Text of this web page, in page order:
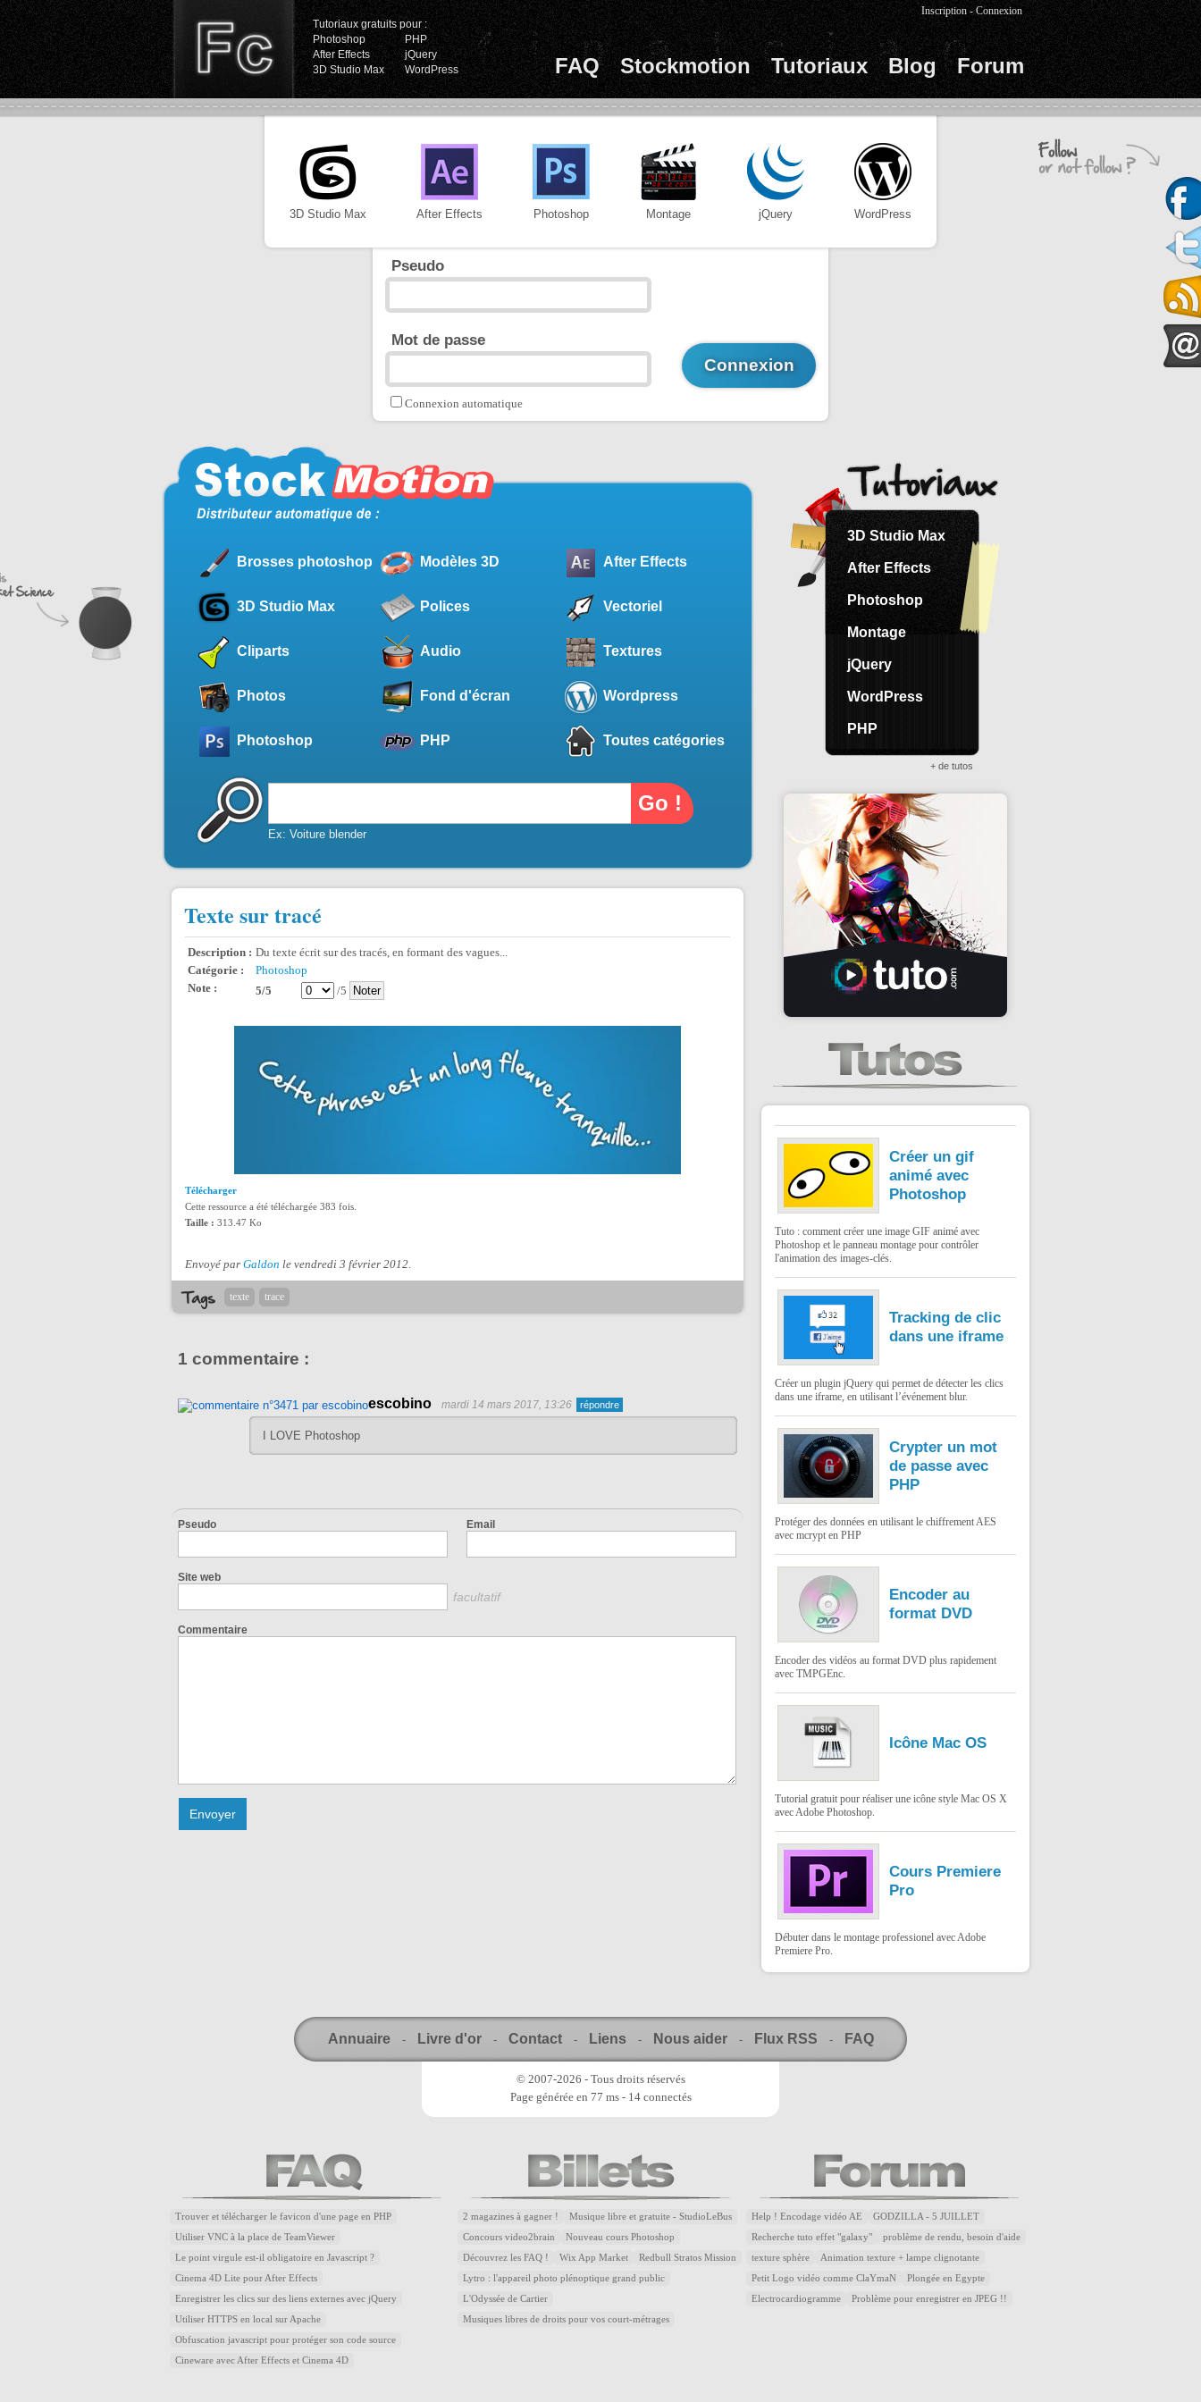
Tutoriaux gratuits pour :
Photoshop
PHP
After Effects
jQuery
3D Studio Max
WordPress FAQ Stockmotion Tutoriaux Blog Forum
Inscription -Connexion
3D Studio Max After Effects Photoshop Montage jQuery WordPress
Pseudo
Mot de passe
Connexion automatique
Brosses photoshop Modèles 3D After Effects
3D Studio Max Polices Vectoriel
Cliparts Audio Textures
Photos Fond d'écran Wordpress
Photoshop PHP Toutes catégories
Ex: Voiture blender
Texte sur tracé
Description : Du texte écrit sur des tracés, en formant des vagues...
Catégorie :
Photoshop
Note :
5/5 /5
Télécharger
Cette ressource a été téléchargée 383 fois.
Taille : 313.47 Ko
Envoyé par Galdon le vendredi 3 février 2012.
texte trace
1 commentaire :
escobino mardi 14 mars 2017, 13:26
I LOVE Photoshop
Pseudo Email
Site web
facultatif
Commentaire
3D Studio Max
After Effects
Photoshop
Montage
jQuery
WordPress
PHP
+ de tutos
Créer un gif
animé avec
Photoshop
Tuto : comment créer une image GIF animé avec
Photoshop et le panneau montage pour contrôler
l'animation des images-clés.
Tracking de clic
dans une iframe
Créer un plugin jQuery qui permet de détecter les clics
dans une iframe, en utilisant l’événement blur.
Crypter un mot
de passe avec
PHP
Protéger des données en utilisant le chiffrement AES
avec mcrypt en PHP
Encoder au
format DVD
Encoder des vidéos au format DVD plus rapidement
avec TMPGEnc.
Icône Mac OS
Tutorial gratuit pour réaliser une icône style Mac OS X
avec Adobe Photoshop.
Cours Premiere
Pro
Débuter dans le montage professionel avec Adobe
Premiere Pro.
Annuaire - Livre d'or - Contact - Liens - Nous aider - Flux RSS - FAQ
© 2007-2026 - Tous droits réservés
Page générée en 77 ms - 14 connectés
Trouver et télécharger le favicon d'une page en PHP
Utiliser VNC à la place de TeamViewer
Le point virgule est-il obligatoire en Javascript ?
Cinema 4D Lite pour After Effects
Enregistrer les clics sur des liens externes avec jQuery
Utiliser HTTPS en local sur Apache
Obfuscation javascript pour protéger son code source
Cineware avec After Effects et Cinema 4D
2 magazines à gagner ! Musique libre et gratuite - StudioLeBus
Concours video2brain Nouveau cours Photoshop
Découvrez les FAQ ! Wix App Market Redbull Stratos Mission
Lytro : l'appareil photo plénoptique grand public
L'Odyssée de Cartier
Musiques libres de droits pour vos court-métrages
Help ! Encodage vidéo AE GODZILLA - 5 JUILLET
Recherche tuto effet "galaxy" problème de rendu, besoin d'aide
texture sphère Animation texture + lampe clignotante
Petit Logo vidéo comme ClaYmaN Plongée en Egypte
Electrocardiogramme Problème pour enregistrer en JPEG !!